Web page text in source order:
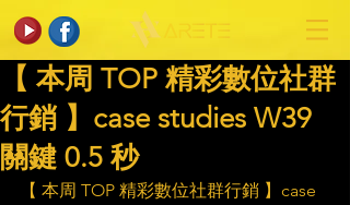
【 本周 TOP 精彩數位社群
行銷 】case studies W39
關鍵 0.5 秒
【 本周 TOP 精彩數位社群行銷 】case